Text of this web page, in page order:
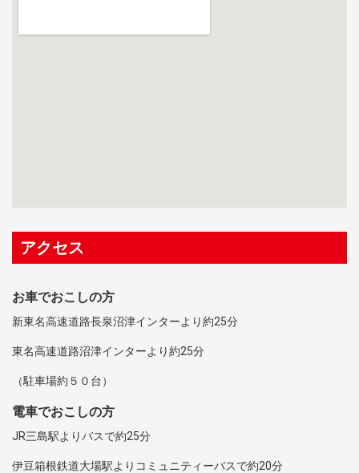
アクセス
お車でおこしの方
新東名高速道路長泉沼津インターより約25分
東名高速道路沼津インターより約25分
（駐車場約５０台）
電車でおこしの方
JR三島駅よりバスで約25分
伊豆箱根鉄道大場駅よりコミュニティーバスで約20分